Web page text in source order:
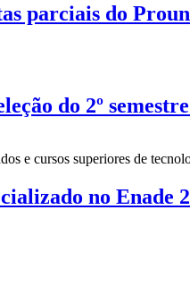
parciais do
do 2º
no Enade